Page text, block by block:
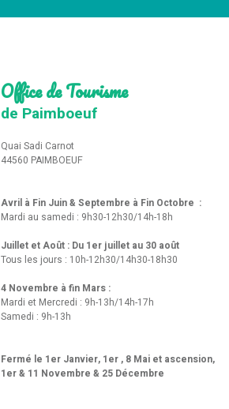
Office de Tourisme
de Paimboeuf
Quai Sadi Carnot
44560 PAIMBOEUF
Avril à Fin Juin & Septembre à Fin Octobre :
Mardi au samedi : 9h30-12h30/14h-18h
Juillet et Août : Du 1er juillet au 30 août
Tous les jours : 10h-12h30/14h30-18h30
4 Novembre à fin Mars :
Mardi et Mercredi : 9h-13h/14h-17h
Samedi : 9h-13h
Fermé le 1er Janvier, 1er , 8 Mai et ascension,
1er & 11 Novembre & 25 Décembre